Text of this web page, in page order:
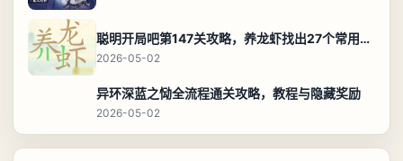
聪明开局吧第147关攻略，养龙虾找出27个常用字通关答案
2026-05-02
异环深蓝之恸全流程通关攻略，教程与隐藏奖励
2026-05-02